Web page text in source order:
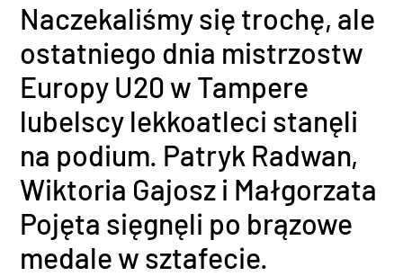
Naczekaliśmy się trochę, ale
ostatniego dnia mistrzostw
Europy U20 w Tampere
lubelscy lekkoatleci stanęli
na podium. Patryk Radwan,
Wiktoria Gajosz i Małgorzata
Pojęta sięgnęli po brązowe
medale w sztafecie.